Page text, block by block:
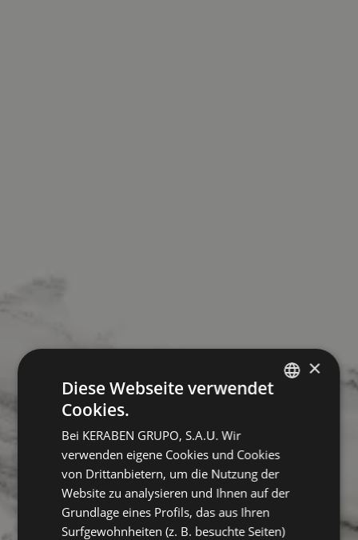
FRENCH
×
Diese Webseite verwendet
Cookies.
Bei KERABEN GRUPO, S.A.U. Wir
verwenden eigene Cookies und Cookies
von Drittanbietern, um die Nutzung der
Website zu analysieren und Ihnen auf der
Grundlage eines Profils, das aus Ihren
Surfgewohnheiten (z. B. besuchte Seiten)